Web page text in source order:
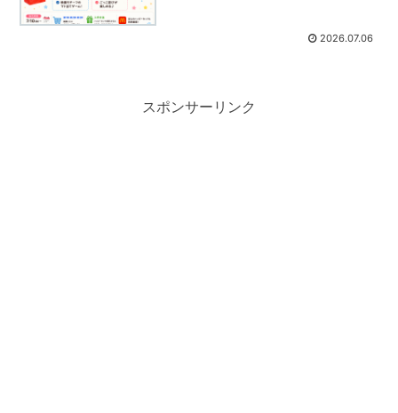
2026.07.06
スポンサーリンク